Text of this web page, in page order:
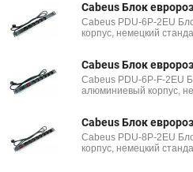
Cabeus Блок
Cabeus PDU-6P-2EU
корпус, немецкий
Cabeus Блок
Cabeus PDU-6P-F-2EU
алюминиевый корпус,
Cabeus Блок
Cabeus PDU-8P-2EU
корпус, немецкий